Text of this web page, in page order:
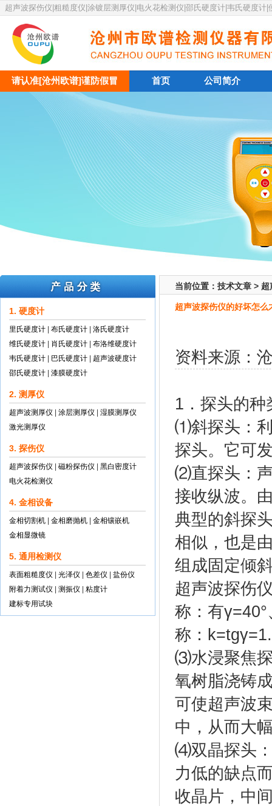
超声波探伤仪|粗糙度仪|涂镀层测厚仪|电火花检测仪|邵氏硬度计|韦氏硬度计|
请认准[沧州欧谱]谨防假冒 首页 公司简介
1. 硬度计
里氏硬度计 布氏硬度计
洛氏硬度计
维氏硬度计
肖氏硬度计
布洛维硬度计
韦氏硬度计
巴氏硬度计
超声波硬度计
邵氏硬度计
漆膜硬度计
2. 测厚仪
超声波测厚仪 涂层测厚仪
湿膜测厚仪
激光测厚仪
3. 探伤仪
超声波探伤仪 磁粉探伤仪
黑白密度计
电火花检测仪
4. 金相设备
金相切割机 金相磨抛机
金相镶嵌机
金相显微镜
5. 通用检测仪
表面粗糙度仪 光泽仪 色差仪
盐份仪
附着力测试仪
测振仪
粘度计
建标专用试块
当前位置： 技术文章 > 超
超声波探伤仪的好坏怎么
资料来源：
1．探头的种
⑴斜探头：
探头。它可
⑵直探头：
接收纵波。
典型的斜探
相似，也是
组成固定倾
超声波探伤
称：有
称：
⑶水浸聚焦
氧树脂浇铸
可使超声波
中，从而大
⑷双晶探头
力低的缺点
收晶片，中